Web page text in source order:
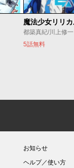
都築真紀/川上修一
5話無料
お知らせ
ヘルプ／使い方